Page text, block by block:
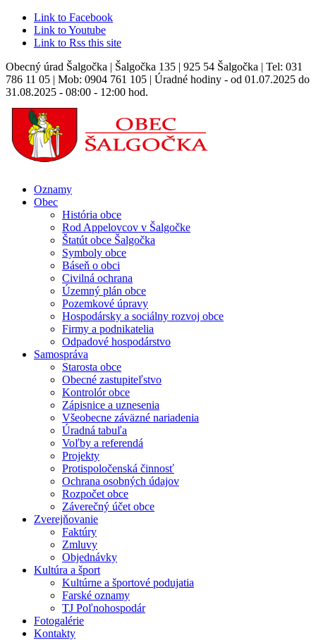
Link to Facebook
Link to Youtube
Link to Rss this site
Obecný úrad Šalgočka | Šalgočka 135 | 925 54 Šalgočka | Tel: 031
786 11 05 | Mob: 0904 761 105 | Úradné hodiny - od 01.07.2025 do
31.08.2025 - 08:00 - 12:00 hod.
Oznamy
Obec
História obce
Rod Appelovcov v Šalgočke
Štatút obce Šalgočka
Symboly obce
Báseň o obci
Civilná ochrana
Územný plán obce
Pozemkové úpravy
Hospodársky a sociálny rozvoj obce
Firmy a podnikatelia
Odpadové hospodárstvo
Samospráva
Starosta obce
Obecné zastupiteľstvo
Kontrolór obce
Zápisnice a uznesenia
Všeobecne záväzné nariadenia
Úradná tabuľa
Voľby a referendá
Projekty
Protispoločenská činnosť
Ochrana osobných údajov
Rozpočet obce
Záverečný účet obce
Zverejňovanie
Faktúry
Zmluvy
Objednávky
Kultúra a šport
Kultúrne a športové podujatia
Farské oznamy
TJ Poľnohospodár
Fotogalérie
Kontakty